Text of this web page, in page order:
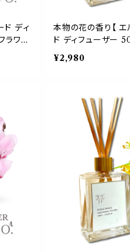
ド ディ
ラワー
空間
父
本物の花の香り【 エ
ド ディフューザー
ラワー レソット.>
空間 ベッド 睡眠 お
¥2,980